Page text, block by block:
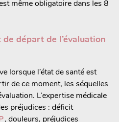
même obligatoire dans les 8
départ de l’évaluation
lorsque l’état de santé est
de ce moment, les séquelles
L’expertise médicale
préjudices : déficit
, douleurs, préjudices